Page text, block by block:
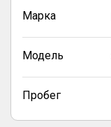
Марка
Модель
Пробег